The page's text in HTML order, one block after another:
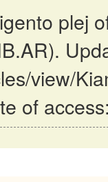
plej
view/
of